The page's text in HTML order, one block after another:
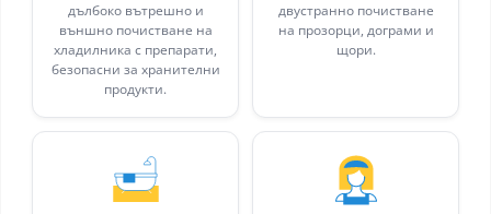
дълбоко вътрешно и
външно почистване на
хладилника с препарати,
безопасни за хранителни
продукти.
двустранно почистване
на прозорци, дограми и
щори.